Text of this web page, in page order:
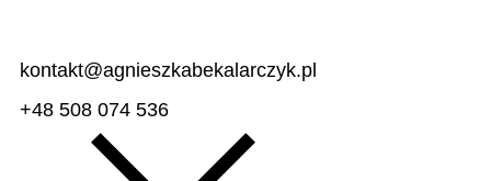
kontakt@agnieszkabekalarczyk.pl
+48 508 074 536